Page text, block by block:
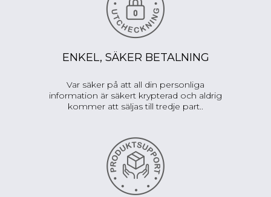
ENKEL, SÄKER BETALNING
Var säker på att all din personliga
information är säkert krypterad och aldrig
kommer att säljas till tredje part..